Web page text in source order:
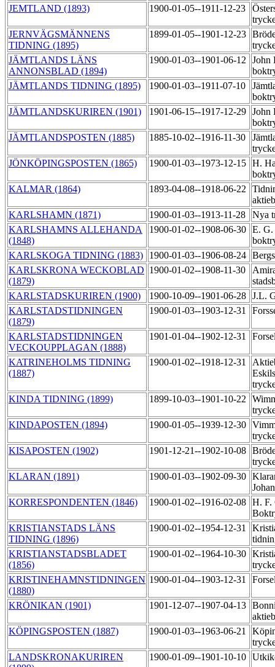
JEMTLAND (1893)
1900-01-05--1911-12-23
JERNVÄGSMÄNNENS
TIDNING (1895)
1899-01-05--1901-12-23
JÄMTLANDS LÄNS
ANNONSBLAD (1894)
1900-01-03--1901-06-12
John
JÄMTLANDS TIDNING (1895)
1900-01-03--1911-07-10
JÄMTLANDSKURIREN (1901)
1901-06-15--1917-12-29 John
JÄMTLANDSPOSTEN (1885)
1885-10-02--1916-11-30
JÖNKÖPINGSPOSTEN (1865)
1900-01-03--1973-12-15 H.
KALMAR (1864)
1893-04-08--1918-06-22
KARLSHAMN (1871)
1900-01-03--1913-11-28
Nya
KARLSHAMNS ALLEHANDA
(1848)
1900-01-02--1908-06-30 E. G.
KARLSKOGA TIDNING (1883)
1900-01-03--1906-08-24
KARLSKRONA WECKOBLAD
(1879)
1900-01-02--1908-11-30
KARLSTADSKURIREN (1900)
1900-10-09--1901-06-28 J.L.
KARLSTADSTIDNINGEN
(1879)
1900-01-03--1903-12-31
KARLSTADSTIDNINGEN
VECKOUPPLAGAN (1888)
1901-01-04--1902-12-31
KATRINEHOLMS TIDNING
(1887)
1900-01-02--1918-12-31
KINDA TIDNING (1899)
1899-10-03--1901-10-22
KINDAPOSTEN (1894)
1900-01-05--1939-12-30
KISAPOSTEN (1902)
1901-12-21--1902-10-08
KLARAN (1891)
1900-01-03--1902-09-30
KORRESPONDENTEN (1846)
1900-01-02--1916-02-08 H. F.
KRISTIANSTADS LÄNS
TIDNING (1896)
1900-01-02--1954-12-31
KRISTIANSTADSBLADET
(1856)
1900-01-02--1964-10-30
KRISTINEHAMNSTIDNINGEN
(1880)
1900-01-04--1903-12-31
KRÖNIKAN (1901) 1901-12-07--1907-04-13
KÖPINGSPOSTEN (1887)
1900-01-03--1963-06-21
LANDSKRONAKURIREN
1900-01-09--1901-10-10